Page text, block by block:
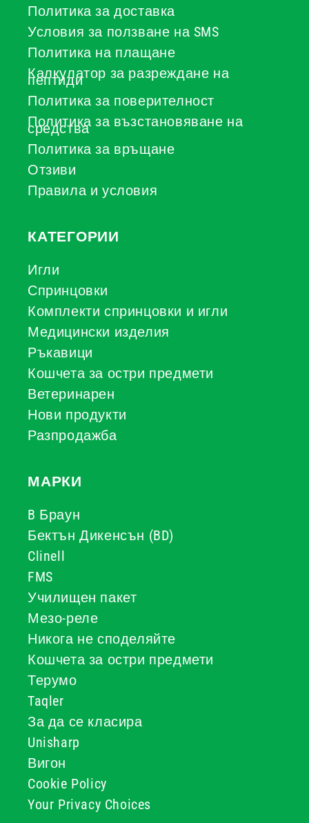
Политика за доставка
Условия за ползване на SMS
Политика на плащане
Калкулатор за разреждане на
пептиди
Политика за поверителност
Политика за възстановяване на
средства
Политика за връщане
Отзиви
Правила и условия
КАТЕГОРИИ
Игли
Спринцовки
Комплекти спринцовки и игли
Медицински изделия
Ръкавици
Кошчета за остри предмети
Ветеринарен
Нови продукти
Разпродажба
МАРКИ
B Браун
Бектън Дикенсън (BD)
Clinell
FMS
Училищен пакет
Мезо-реле
Никога не споделяйте
Кошчета за остри предмети
Терумо
Taqler
За да се класира
Unisharp
Вигон
Cookie Policy
Your Privacy Choices